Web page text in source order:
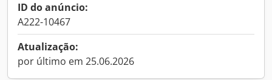
ID do anúncio:
A222-10467
Atualização:
por último em 25.06.2026